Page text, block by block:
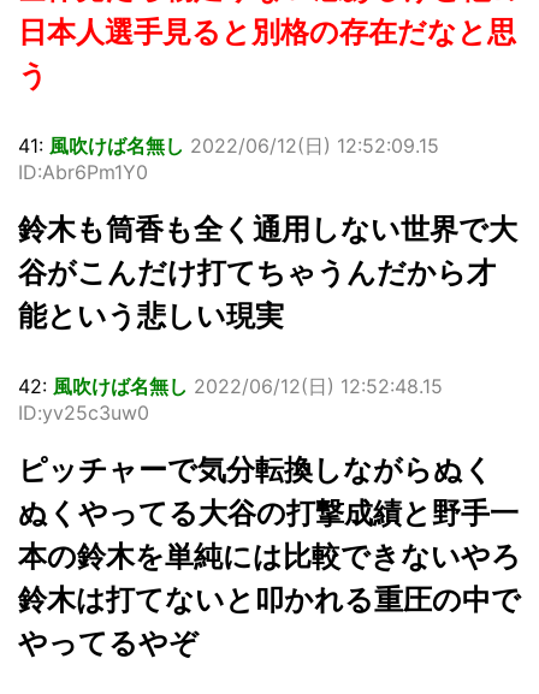
日本人選手見ると別格の存在だなと思
う
41: 風吹けば名無し 2022/06/12(日) 12:52:09.15
ID:Abr6Pm1Y0
鈴木も筒香も全く通用しない世界で大
谷がこんだけ打てちゃうんだから才
能という悲しい現実
42: 風吹けば名無し 2022/06/12(日) 12:52:48.15
ID:yv25c3uw0
ピッチャーで気分転換しながらぬく
ぬくやってる大谷の打撃成績と野手一
本の鈴木を単純には比較できないやろ
鈴木は打てないと叩かれる重圧の中で
やってるやぞ